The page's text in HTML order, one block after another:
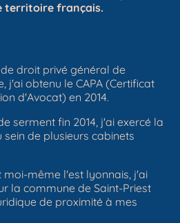
territoire français.
droit privé général de
j'ai obtenu le CAPA (Certificat
d'Avocat) en 2014.
serment fin 2014, j'ai exercé la
de plusieurs cabinets
même l'est lyonnais, j'ai
la commune de Saint-Priest
de proximité à mes